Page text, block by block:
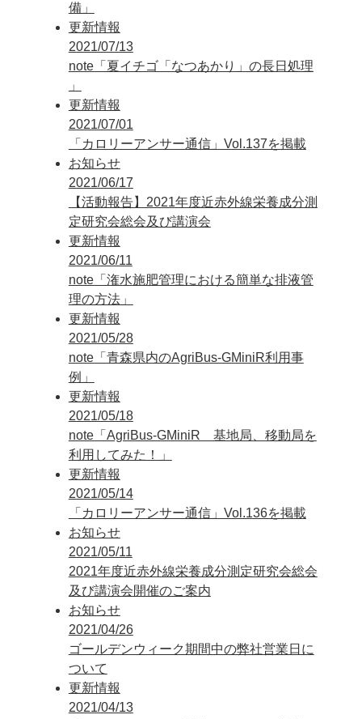
備」
更新情報
2021/07/13
note「夏イチゴ「なつあかり」の長日処理
」
更新情報
2021/07/01
「カロリーアンサー通信」Vol.137を掲載
お知らせ
2021/06/17
【活動報告】2021年度近赤外線栄養成分測
定研究会総会及び講演会
更新情報
2021/06/11
note「潅水施肥管理における簡単な排液管
理の方法」
更新情報
2021/05/28
note「青森県内のAgriBus-GMiniR利用事
例」
更新情報
2021/05/18
note「AgriBus-GMiniR 基地局、移動局を
利用してみた！」
更新情報
2021/05/14
「カロリーアンサー通信」Vol.136を掲載
お知らせ
2021/05/11
2021年度近赤外線栄養成分測定研究会総会
及び講演会開催のご案内
お知らせ
2021/04/26
ゴールデンウィーク期間中の弊社営業日に
ついて
更新情報
2021/04/13